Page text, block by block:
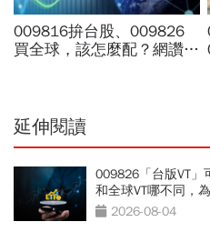
延伸閱讀
009826「台版VT
和全球VT哪不同，
邁大步？
2026-08-04